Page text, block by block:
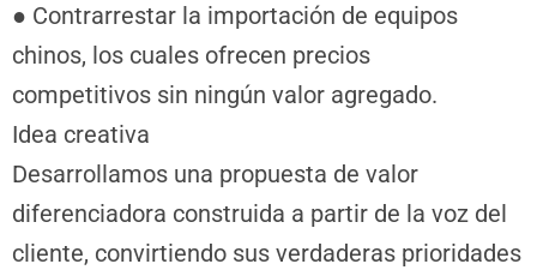
● Contrarrestar la importación de equipos
chinos, los cuales ofrecen precios
competitivos sin ningún valor agregado.
Idea creativa
Desarrollamos una propuesta de valor
diferenciadora construida a partir de la voz del
cliente, convirtiendo sus verdaderas prioridades